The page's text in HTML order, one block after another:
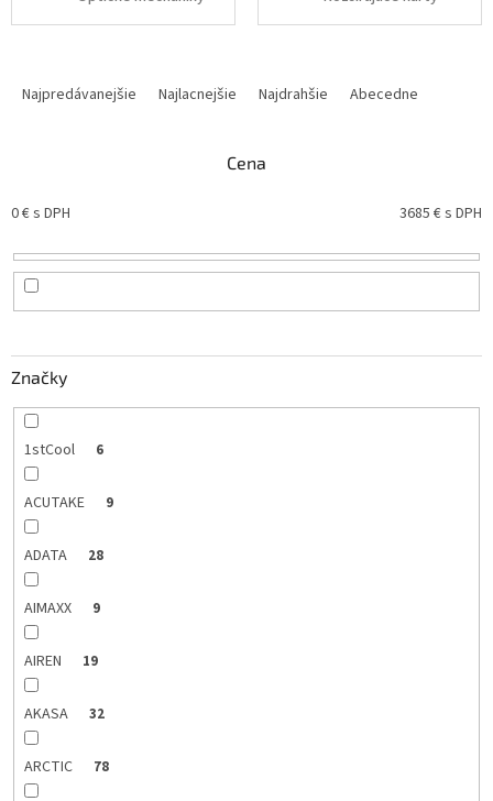
e
r
d
k
t
o
Najpredávanejšie Najlacnejšie Najdrahšie Abecedne
Cena
0€ s DPH 3685 € s DPH
Značky
1stCool 6
ACUTAKE 9
ADATA 28
AIMAXX 9
AIREN 19
AKASA 32
ARCTIC 78